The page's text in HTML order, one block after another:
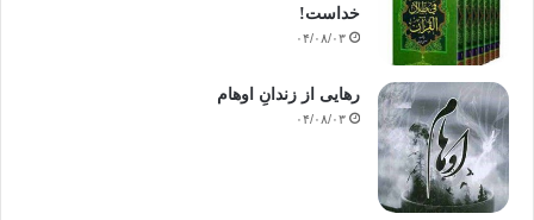
خداست‌!
۰۴/۰۸/۰۳
رهایی از زندانِ اوهام
۰۴/۰۸/۰۳